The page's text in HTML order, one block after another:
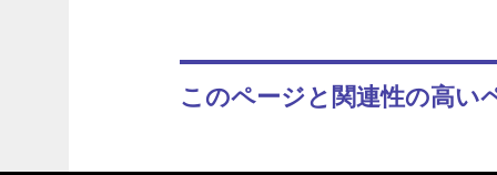
このページと関連性の高い